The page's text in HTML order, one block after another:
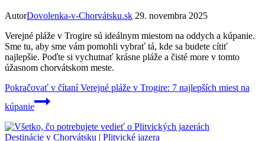
AutorDovolenka-v-Chorvátsku.sk 29. novembra 2025
Verejné pláže v Trogire sú ideálnym miestom na oddych a kúpanie.
Sme tu, aby sme vám pomohli vybrať tá, kde sa budete cítiť
najlepšie. Poďte si vychutnať krásne pláže a čisté more v tomto
úžasnom chorvátskom meste.
Pokračovať v čítaníVerejné pláže v Trogire: 7 najlepších miest na
kúpanie
Destinácie v Chorvátsku | Plitvické jazera